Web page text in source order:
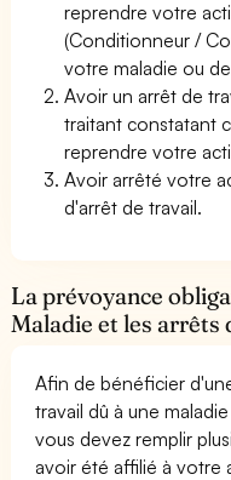
reprendre votre
(Conditionneur /
votre maladie ou
Avoir un arrêt de
traitant constatant
reprendre votre
Avoir arrêté votre
d'arrêt de travail.
La prévoyance
Maladie et les arrêts
Afin de bénéficier
travail dû à une
vous devez remplir
avoir été affilié à